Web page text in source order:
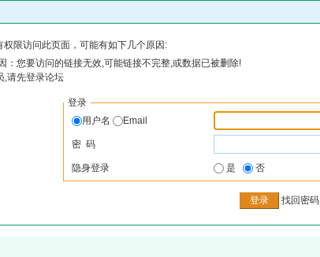
权限访问此页面，可能有如下几个原因:
：您要访问的链接无效,可能链接不完整,或数据已被删除!
,请先登录论坛
登录
用户名
Email
密 码
隐身登录 是 否
找回密码